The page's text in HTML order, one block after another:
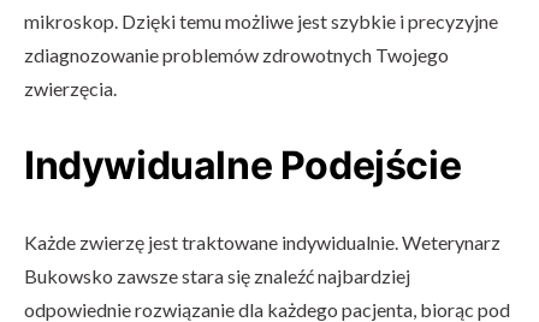
mikroskop. Dzięki temu możliwe jest szybkie i precyzyjne
zdiagnozowanie problemów zdrowotnych Twojego
zwierzęcia.
Indywidualne Podejście
Każde zwierzę jest traktowane indywidualnie. Weterynarz
Bukowsko zawsze stara się znaleźć najbardziej
odpowiednie rozwiązanie dla każdego pacjenta, biorąc pod